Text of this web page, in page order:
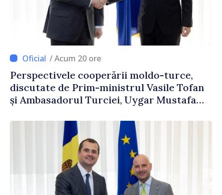
/ Acum 20 ore
Perspectivele cooperării moldo-turce,
discutate de Prim-ministrul Vasile Tofan
și Ambasadorul Turciei, Uygar Mustafa